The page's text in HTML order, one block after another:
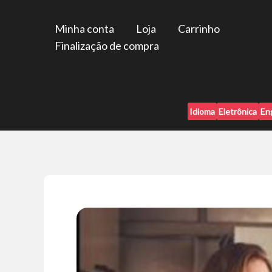
Minha conta Loja
Carrinho
Finalização de compra
Idioma Eletrônica